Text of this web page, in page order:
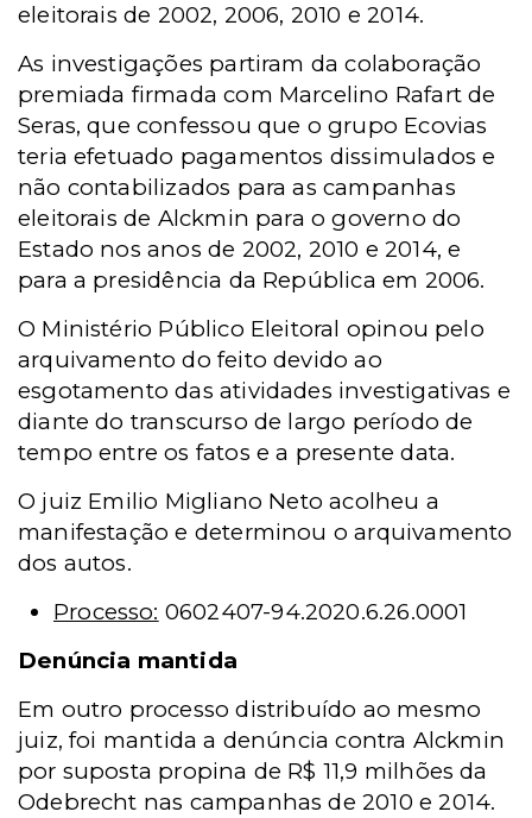
eleitorais de 2002, 2006, 2010 e 2014.
As investigações partiram da colaboração
premiada firmada com Marcelino Rafart de
Seras, que confessou que o grupo Ecovias
teria efetuado pagamentos dissimulados e
não contabilizados para as campanhas
eleitorais de Alckmin para o governo do
Estado nos anos de 2002, 2010 e 2014, e
para a presidência da República em 2006.
O Ministério Público Eleitoral opinou pelo
arquivamento do feito devido ao
esgotamento das atividades investigativas e
diante do transcurso de largo período de
tempo entre os fatos e a presente data.
O juiz Emilio Migliano Neto acolheu a
manifestação e determinou o arquivamento
dos autos.
Processo: 0602407-94.2020.6.26.0001
Denúncia mantida
Em outro processo distribuído ao mesmo
juiz, foi mantida a denúncia contra Alckmin
por suposta propina de R$ 11,9 milhões da
Odebrecht nas campanhas de 2010 e 2014.